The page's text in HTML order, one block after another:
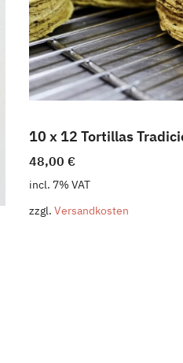
10 x 12 Tortillas
48,00€
incl. 7% VAT
zzgl.Versandkosten